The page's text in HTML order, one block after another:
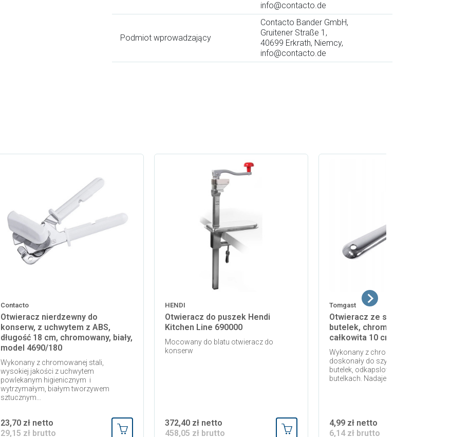
info@contacto.de
Podmiot wprowadzający
Contacto Bander GmbH,
Gruitener Straße 1,
40699 Erkrath, Niemcy,
info@contacto.de
Contacto
Otwieracz nierdzewny do
konserw, z uchwytem z ABS,
długość 18 cm, chromowany, biały,
model 4690/180
Wykonany z chromowanej stali,
wysokiej jakości z uchwytem
powlekanym higienicznym i
wytrzymałym, białym tworzywem
sztucznym...
23,70 zł netto
29,15 zł brutto
HENDI
Otwieracz do puszek Hendi
Kitchen Line 690000
Mocowany do blatu otwieracz do
konserw
372,40 zł netto
458,05 zł brutto
Tomgast
Otwieracz ze stali nierdzewnej
butelek, chromowany, długość
całkowita 10 cm, BAREQ T-3510
Wykonany z chromowanej stali,
doskonały do szybkiego otwierania
butelek, odkapslowania napojów w
butelkach. Nadaje się do...
4,99 zł netto
6,14 zł brutto